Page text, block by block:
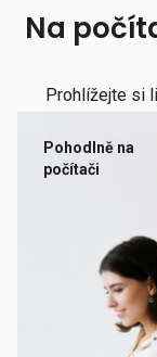
Na
Prohlížejte si
Pohodlně na
počítači